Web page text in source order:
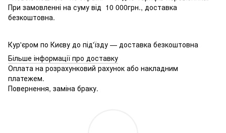
При замовленні на суму від 10 000грн., доставка
безкоштовна.
Кур'єром по Києву до під'їзду — доставка безкоштовна
Більше інформації про доставку
Оплата на розрахунковий рахунок або накладним
платежем.
Повернення, заміна браку.